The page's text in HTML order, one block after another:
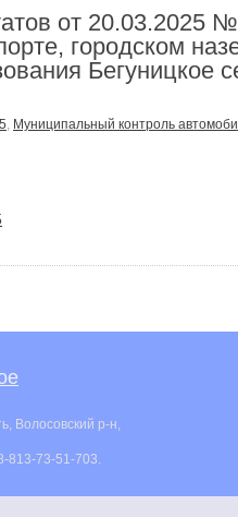
от 20.03.2025
городском
Бегуницкое
, Муниципальный контроль
Волосовский р-н,
813-73-51-703.